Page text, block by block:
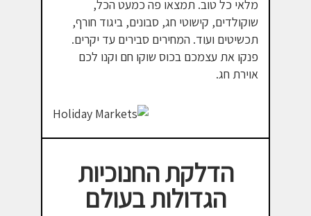
מלאי כל טוב. תמצאו פה כמעט הכל,
שוקולדים, קישוטי חג, סבונים, ביגוד חורף,
תכשיטים ועוד. המחירים סבירים עד יקרים.
פנקו את עצמכם בכוס שוקו חם וקנו לכם
אוירת חג.
הדלקת החנוכיות
הגדולות בעולם